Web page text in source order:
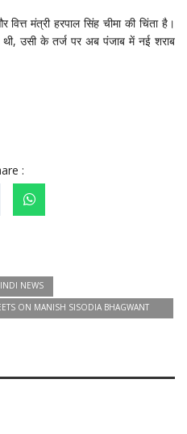
मंत्री हरपाल सिंह चीमा की चिंता है।
थी, उसी के तर्ज पर अब पंजाब में नई शराब
:
NEWS
ON MANISH SISODIA BHAGWANT